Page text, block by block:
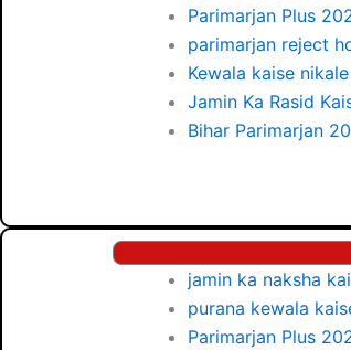
Parimarjan Plus
parimarjan reject
Kewala kaise
Jamin Ka Rasid
Bihar Parimarjan
jamin ka naksha
purana kewala
Parimarjan Plus